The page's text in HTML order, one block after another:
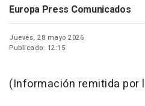
Europa Press Comunicados
Jueves, 28 mayo 2026
Publicado: 12:15
(Información remitida por